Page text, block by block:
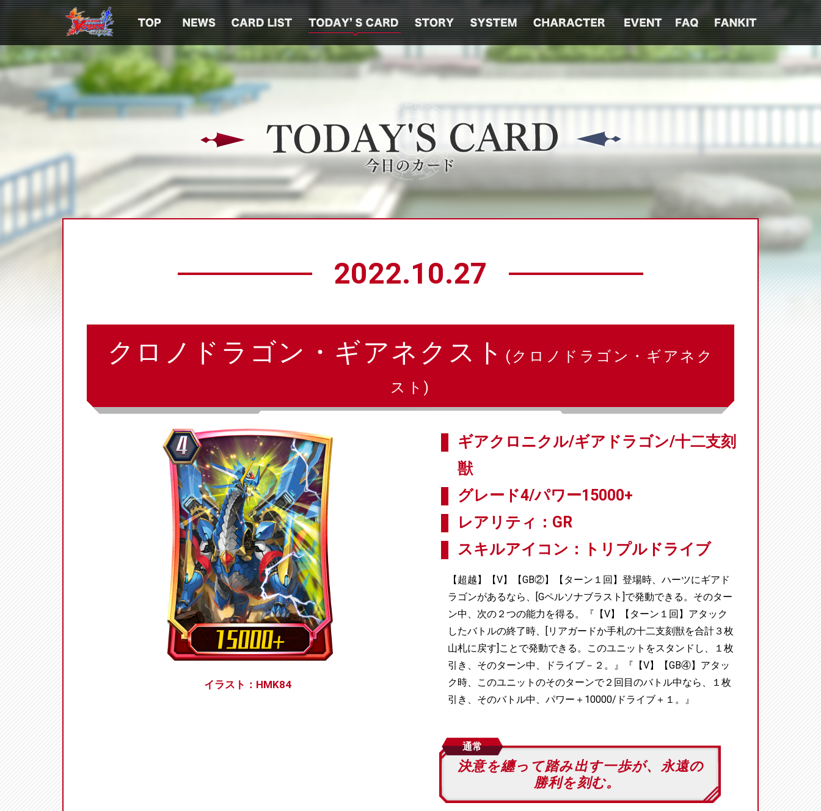
2022.10.27
クロノドラゴン・ギアネクスト (クロノドラゴン・ギアネク
スト)
イラスト：HMK84
ギアクロニクル/ギアドラゴン/十二支刻
獣
グレード4/パワー15000+
レアリティ：GR
スキルアイコン：トリプルドライブ
【超越】【V】【GB②】【ターン１回】登場時、ハーツにギアド
ラゴンがあるなら、[Gペルソナブラスト]で発動できる。そのター
ン中、次の２つの能力を得る。『【V】【ターン１回】アタック
したバトルの終了時、[リアガードか手札の十二支刻獣を合計３枚
山札に戻す]ことで発動できる。このユニットをスタンドし、１枚
引き、そのターン中、ドライブ－２。』『【V】【GB④】アタッ
ク時、このユニットのそのターンで２回目のバトル中なら、１枚
引き、そのバトル中、パワー＋10000/ドライブ＋１。』
通常
決意を纏って踏み出す一歩が、永遠の
勝利を刻む。